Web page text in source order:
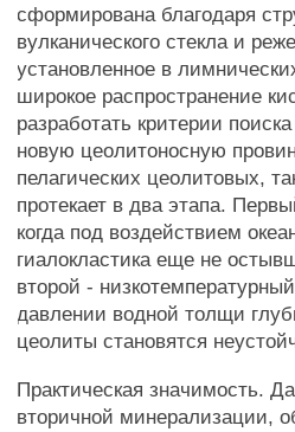
сформирована благодаря
вулканического стекла и
установленное в
широкое распространение
разработать критерии
новую цеолитоносную
пелагических цеолитовых,
протекает в два этапа.
когда под воздействием
гиалокластика еще не
второй -
давлении водной толщи
цеолиты становятся
Практическая значимость.
вторичной минерализации,